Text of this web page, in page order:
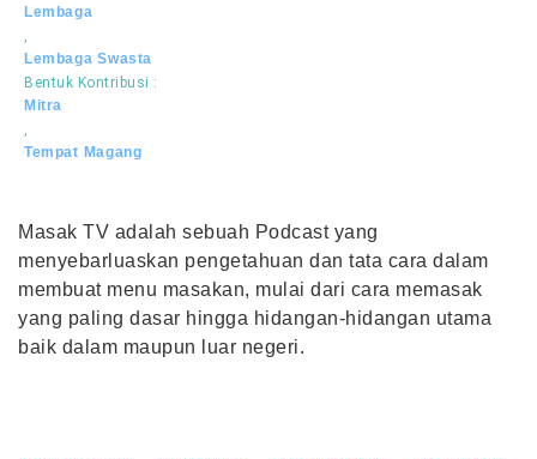
Lembaga
,
Lembaga Swasta
Bentuk Kontribusi :
Mitra
,
Tempat Magang
Masak TV adalah sebuah Podcast yang
menyebarluaskan pengetahuan dan tata cara dalam
membuat menu masakan, mulai dari cara memasak
yang paling dasar hingga hidangan-hidangan utama
baik dalam maupun luar negeri.